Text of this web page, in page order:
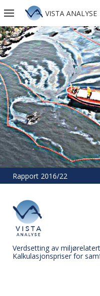
VISTA ANALYSE
Rapport 2016/22
Verdsetting av
Kalkulasjonspriser for